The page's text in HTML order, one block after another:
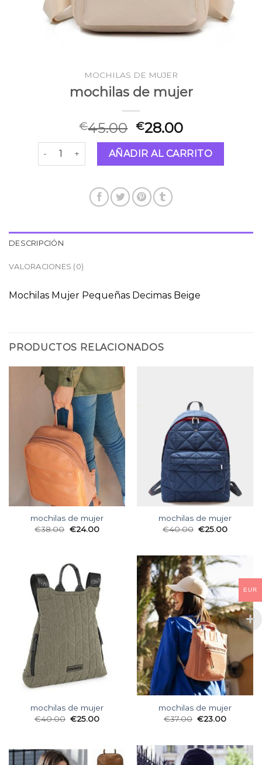
MOCHILAS DE MUJER
mochilas de mujer
€45.00 €28.00
mochilas de mujer cantidadAÑADIR AL CARRITO
DESCRIPCIÓN
VALORACIONES (0)
Mochilas Mujer Pequeñas Decimas Beige
PRODUCTOS RELACIONADOS
mochilas de mujer
€38.00 €24.00
mochilas de mujer
€40.00 €25.00
mochilas de mujer
€40.00 €25.00
mochilas de mujer
€37.00 €23.00
EUR